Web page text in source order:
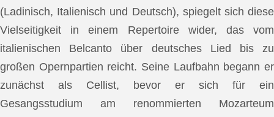
(Ladinisch, Italienisch und Deutsch), spiegelt sich diese
Vielseitigkeit in einem Repertoire wider, das vom
italienischen Belcanto über deutsches Lied bis zu
großen Opernpartien reicht. Seine Laufbahn begann er
zunächst als Cellist, bevor er sich für ein
Gesangsstudium am renommierten Mozarteum